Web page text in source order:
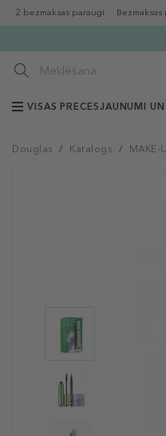
2 bezmaksas paraugi
VISAS PRECESJAUNUMI
Douglas / Katalogs / MAKE-